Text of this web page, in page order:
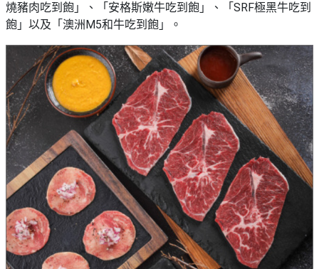
燒豬肉吃到飽」、「安格斯嫩牛吃到飽」、「SRF極黑牛吃到
飽」以及「澳洲M5和牛吃到飽」。